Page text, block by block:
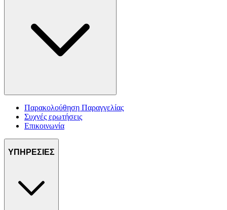
Παρακολούθηση Παραγγελίας
Συχνές ερωτήσεις
Επικοινωνία
ΥΠΗΡΕΣΙΕΣ